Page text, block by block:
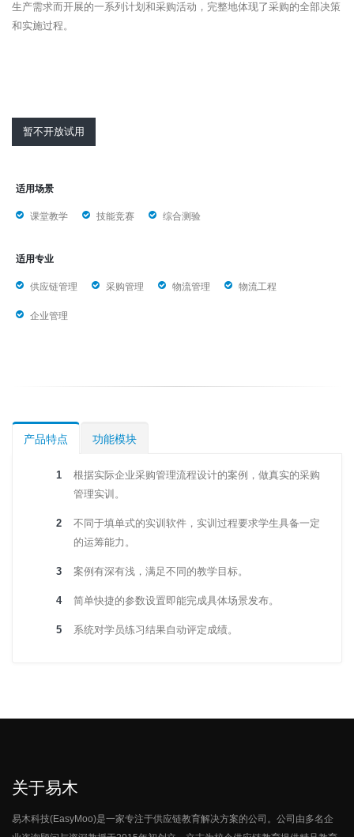
生产需求而开展的一系列计划和采购活动，完整地体现了采购的全部决策
和实施过程。
暂不开放试用
适用场景
课堂教学 技能竞赛 综合测验
适用专业
供应链管理 采购管理 物流管理 物流工程
企业管理
产品特点 功能模块
根据实际企业采购管理流程设计的案例，做真实的采购
管理实训。
不同于填单式的实训软件，实训过程要求学生具备一定
的运筹能力。
案例有深有浅，满足不同的教学目标。
简单快捷的参数设置即能完成具体场景发布。
系统对学员练习结果自动评定成绩。
关于易木
易木科技(EasyMoo)是一家专注于供应链教育解决方案的公司。公司由多名企